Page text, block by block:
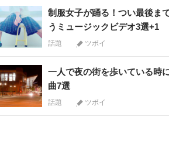
制服女子が踊る！つい最後ま
うミュージックビデオ3選+1
話題 ツボイ
一人で夜の街を歩いている時
曲7選
話題 ツボイ